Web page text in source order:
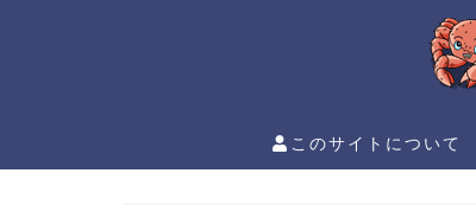
このサイトについて